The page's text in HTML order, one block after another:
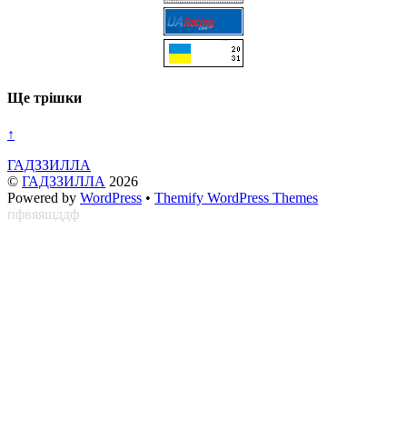
Ще трішки
↑
ГАДЗЗИЛЛА
© ГАДЗЗИЛЛА 2026
Powered by WordPress • Themify WordPress Themes
пфвяяшддф